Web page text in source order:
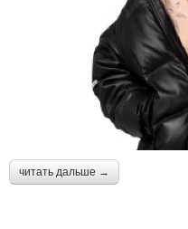
читать дальше →